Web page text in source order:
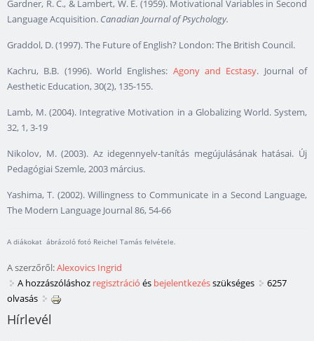
Gardner, R. C., & Lambert, W. E. (1959). Motivational Variables in Second
Language Acquisition. Canadian Journal of Psychology.
Graddol, D. (1997). The Future of English? London: The British Council.
Kachru, B.B. (1996). World Englishes: Agony and Ecstasy. Journal of
Aesthetic Education, 30(2), 135-155.
Lamb, M. (2004). Integrative Motivation in a Globalizing World. System,
32, 1, 3-19
Nikolov, M. (2003). Az idegennyelv-tanítás megújulásának hatásai. Új
Pedagógiai Szemle, 2003 március.
Yashima, T. (2002). Willingness to Communicate in a Second Language,
The Modern Language Journal 86, 54-66
A diákokat ábrázoló fotó Reichel Tamás felvétele.
A szerzőről:Alexovics Ingrid
A hozzászóláshoz regisztráció és bejelentkezésszükséges
6257
olvasás
Hírlevél